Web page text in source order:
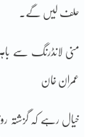
حلف لیں گے۔
منی لانڈرنگ سے
عمران خان